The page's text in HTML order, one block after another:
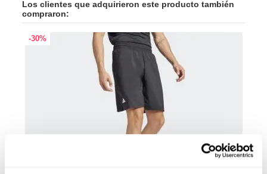
Los clientes que adquirieron este producto también
compraron:
-30%